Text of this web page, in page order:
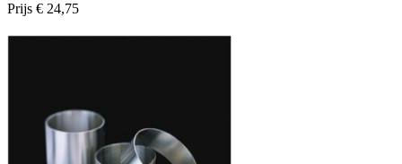
Prijs € 24,75